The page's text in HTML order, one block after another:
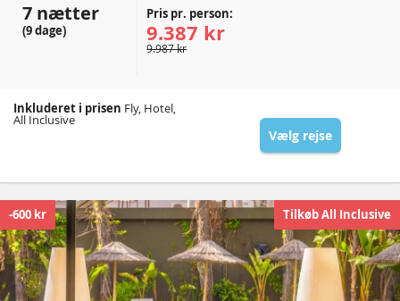
7 nætter
(9 dage)
Pris pr. person:
9.387 kr
9.987 kr
Inkluderet i prisen Fly, Hotel,
All Inclusive
Vælg rejse
-600 kr Tilkøb All Inclusive